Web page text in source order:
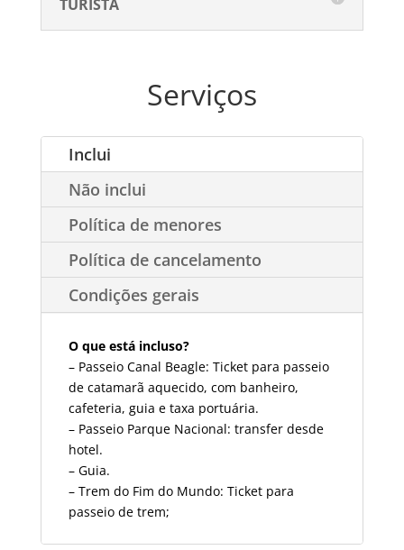
TURISTA
Serviços
Inclui
Não inclui
Política de menores
Política de cancelamento
Condições gerais
O que está incluso?
– Passeio Canal Beagle: Ticket para passeio
de catamarã aquecido, com banheiro,
cafeteria, guia e taxa portuária.
– Passeio Parque Nacional: transfer desde
hotel.
– Guia.
– Trem do Fim do Mundo: Ticket para
passeio de trem;